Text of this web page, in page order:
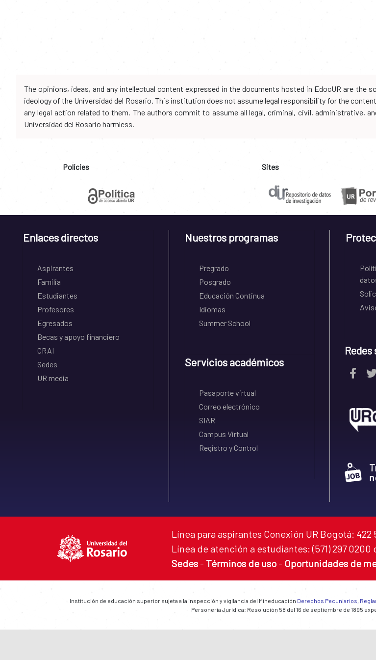
The opinions, ideas, and any intellectual content expressed in the documents hosted in EdocUR are
ideology of the Universidad del Rosario. This institution does not assume legal responsibility for the
any legal action related to them. The authors commit to assume all legal, criminal, civil, administrative,
Universidad del Rosario harmless.
Policies Sites
Enlaces directos
Aspirantes
Familia
Estudiantes
Profesores
Egresados
Becas y apoyo financiero
CRAI
Sedes
UR media
Nuestros programas
Pregrado
Posgrado
Educación Continua
Idiomas
Summer School
Servicios académicos
Pasaporte virtual
Correo electrónico
SIAR
Campus Virtual
Registro y Control
Línea para aspirantes Conexión UR Bogotá: 422
Línea de atención a estudiantes: (571) 297 0200
Sedes - Términos de uso - Oportunidades de
Institución de educación superior sujeta a la inspección y vigilancia del Mineducación Derechos Pecuniarios,
Personería Jurídica: Resolución 58 del 16 de septiembre de 1895